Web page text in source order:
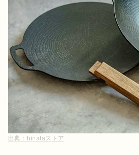
出典： hinataストア